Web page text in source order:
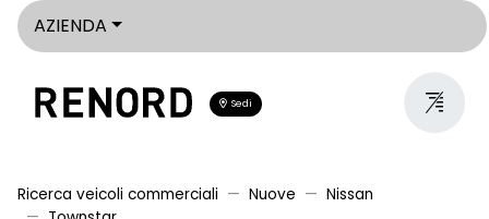
AZIENDA
Sedi
Ricerca veicoli commerciali Nuove
Nissan